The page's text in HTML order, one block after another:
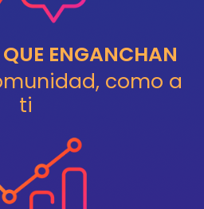
ENGANCHAN
como a
ti